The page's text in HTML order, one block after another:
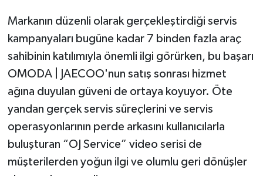
Markanın düzenli olarak gerçekleştirdiği servis
kampanyaları bugüne kadar 7 binden fazla araç
sahibinin katılımıyla önemli ilgi görürken, bu başarı
OMODA | JAECOO'nun satış sonrası hizmet
ağına duyulan güveni de ortaya koyuyor. Öte
yandan gerçek servis süreçlerini ve servis
operasyonlarının perde arkasını kullanıcılarla
buluşturan “OJ Service” video serisi de
müşterilerden yoğun ilgi ve olumlu geri dönüşler